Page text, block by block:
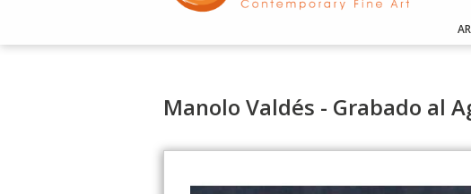
Manolo Valdés - Grabado al